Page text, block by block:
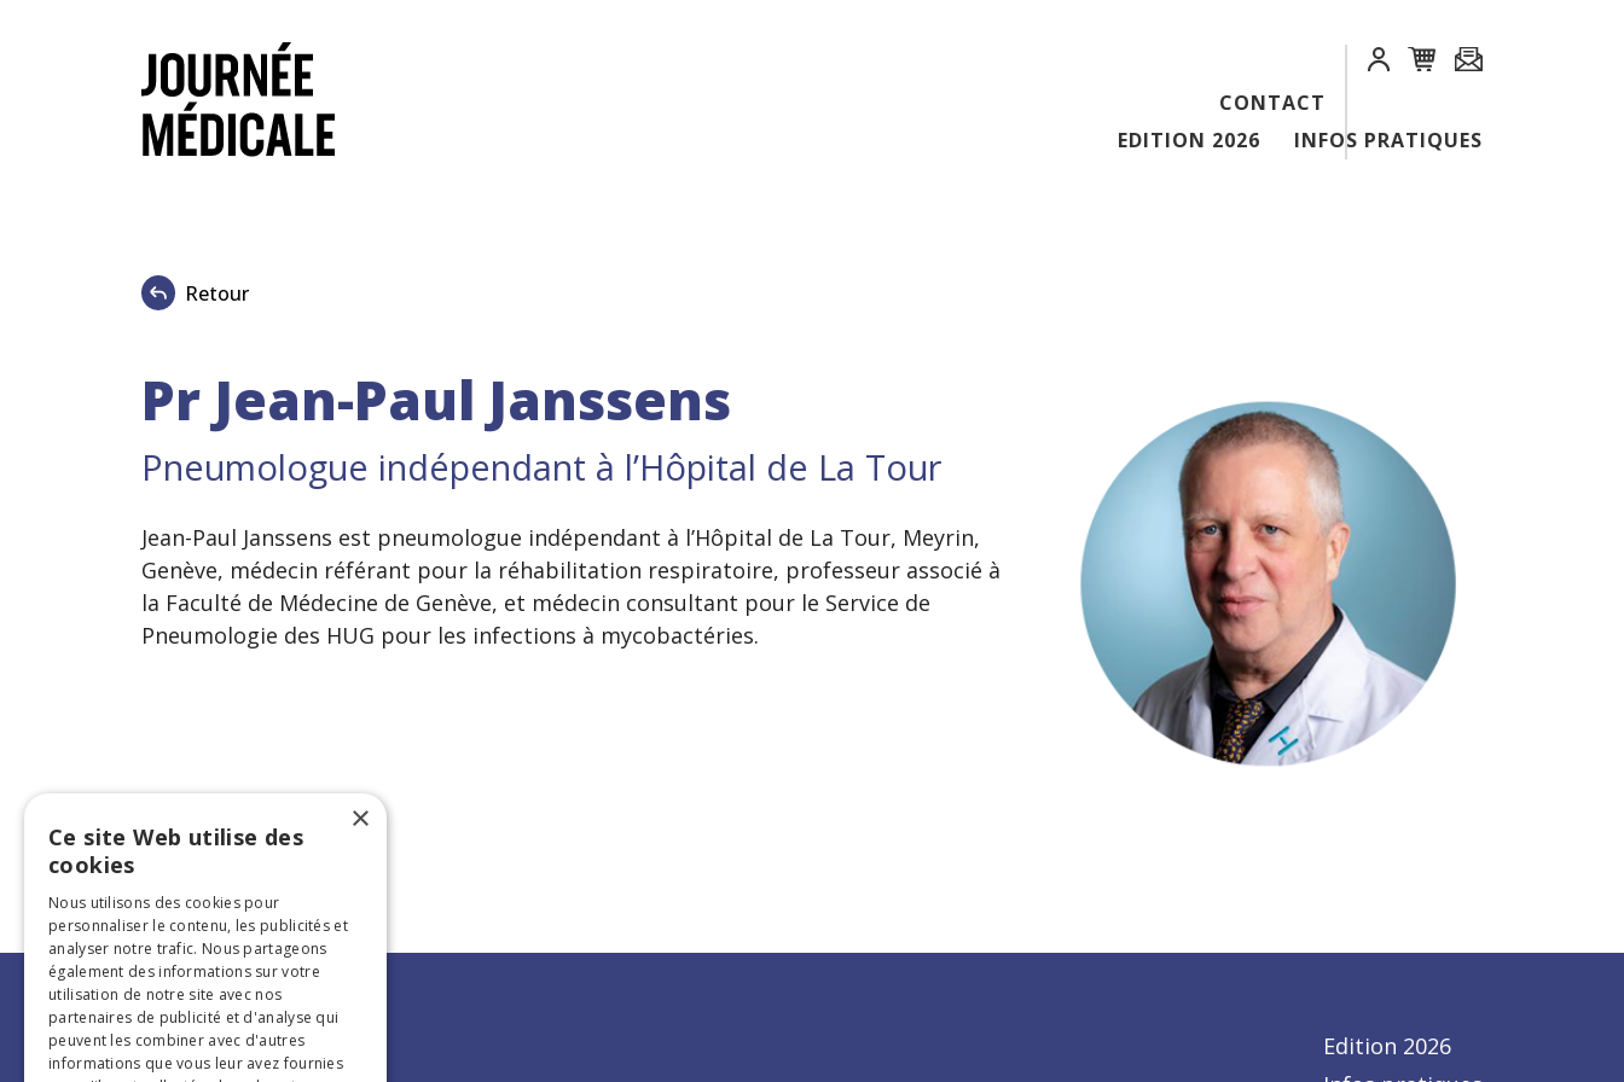
EDITION 2026 INFOS PRATIQUES
CONTACT
Retour
Pr Jean-Paul Janssens
Pneumologue indépendant à l’Hôpital de La Tour
Jean-Paul Janssens est pneumologue indépendant à l’Hôpital de La Tour, Meyrin,
Genève, médecin référant pour la réhabilitation respiratoire, professeur associé à
la Faculté de Médecine de Genève, et médecin consultant pour le Service de
Pneumologie des HUG pour les infections à mycobactéries.
Edition 2026
×
Ce site Web utilise des
cookies
Nous utilisons des cookies pour
personnaliser le contenu, les publicités et
analyser notre trafic. Nous partageons
également des informations sur votre
utilisation de notre site avec nos
partenaires de publicité et d'analyse qui
peuvent les combiner avec d'autres
informations que vous leur avez fournies